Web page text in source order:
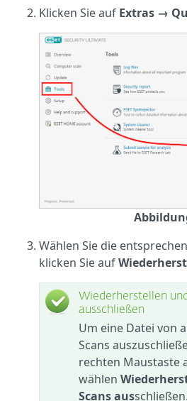
Klicken Sie auf Extras →
Wählen Sie die
klicken Sie auf
Wiederherstellen
ausschließen
Um eine Datei von
Scans
rechten Maustaste
wählen
Scans ausschließen.